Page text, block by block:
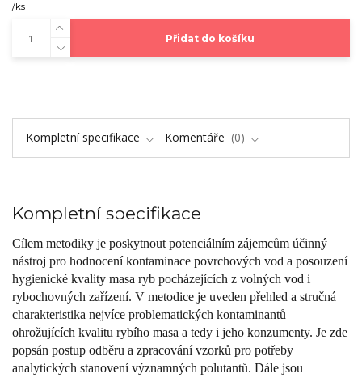
/ks
Přidat do košíku
Kompletní specifikace Komentáře 0
Kompletní specifikace
Cílem metodiky je poskytnout potenciálním zájemcům účinný
nástroj pro hodnocení kontaminace povrchových vod a posouzení
hygienické kvality masa ryb pocházejících z volných vod i
rybochovných zařízení. V metodice je uveden přehled a stručná
charakteristika nejvíce problematických kontaminantů
ohrožujících kvalitu rybího masa a tedy i jeho konzumenty. Je zde
popsán postup odběru a zpracování vzorků pro potřeby
analytických stanovení významných polutantů. Dále jsou